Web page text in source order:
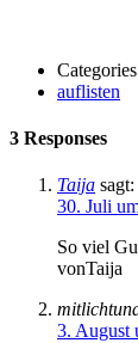
auflisten
3 Responses
Taija sagt:
30. Juli
So viel
vonTaija
3. August